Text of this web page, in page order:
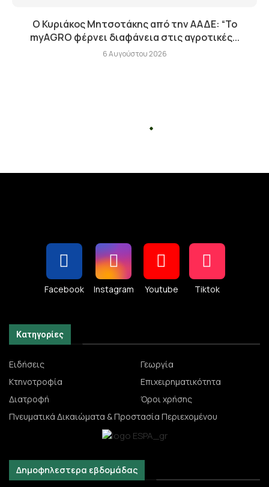
Ο Κυριάκος Μητσοτάκης από την ΑΑΔΕ: “Το
myAGRO φέρνει διαφάνεια στις αγροτικές...
6 Αυγούστου 2026
Facebook Instagram Youtube Tiktok
Κατηγορίες
Ειδήσεις
Γεωργία
Κτηνοτροφία
Επιχειρηματικότητα
Διατροφή
Όροι χρήσης
Πνευματικά Δικαιώματα & Προστασία Περιεχομένου
Δημοφηλεστερα εβδομάδας